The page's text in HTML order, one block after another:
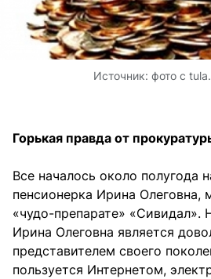
Источник: фото с
Горькая правда от
Все началось около полугода
пенсионерка Ирина Олеговна,
«чудо-препарате» «Сивидал».
Ирина Олеговна является
представителем своего
пользуется Интернетом,